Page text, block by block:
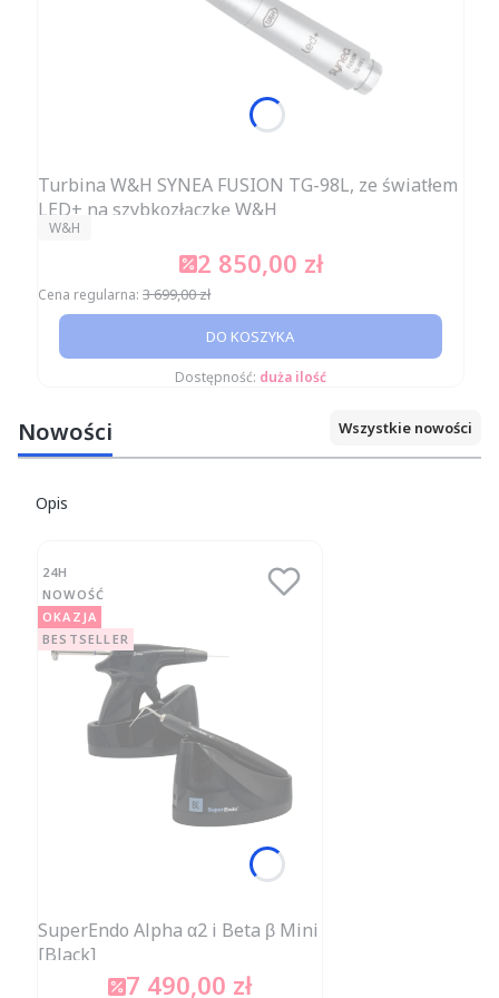
Turbina W&H SYNEA FUSION TG-98L, ze światłem
LED+ na szybkozłączkę W&H
PRODUCENT
W&H
Cena promocyjna
2 850,00 zł
Cena regularna: 3 699,00 zł
DO KOSZYKA
Dostępność: duża ilość
Nowości Wszystkie nowości
Opis
24H
NOWOŚĆ
OKAZJA
BESTSELLER
SuperEndo Alpha α2 i Beta β Mini
[Black]
Cena promocyjna
7 490,00 zł